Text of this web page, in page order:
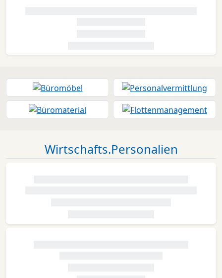
Wirtschafts.Personalien